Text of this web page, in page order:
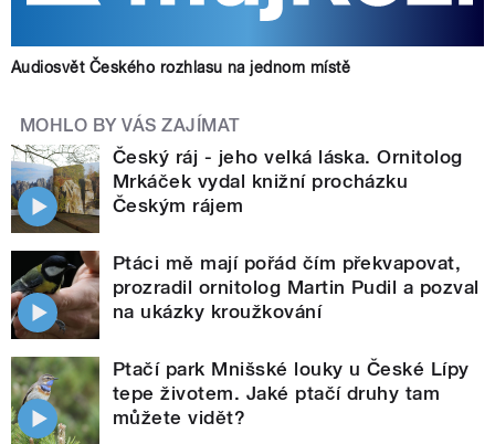
Audiosvět Českého rozhlasu na jednom místě
MOHLO BY VÁS ZAJÍMAT
Český ráj - jeho velká láska. Ornitolog
Mrkáček vydal knižní procházku
Českým rájem
Ptáci mě mají pořád čím překvapovat,
prozradil ornitolog Martin Pudil a pozval
na ukázky kroužkování
Ptačí park Mnišské louky u České Lípy
tepe životem. Jaké ptačí druhy tam
můžete vidět?